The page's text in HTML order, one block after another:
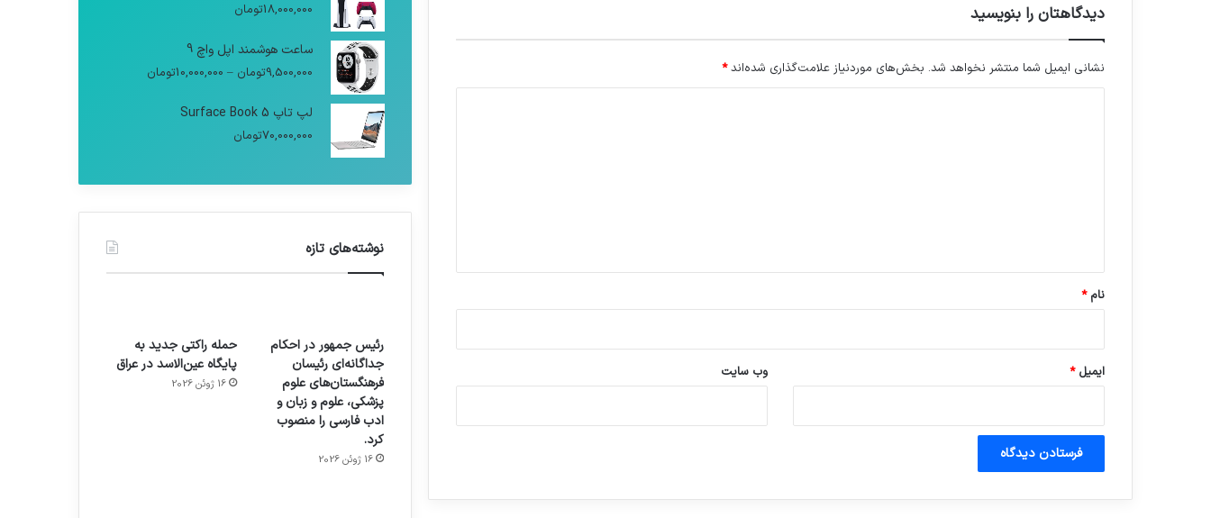
دیدگاهتان را بنویسید
نشانی ایمیل شما منتشر نخواهد شد. بخش‌های موردنیاز علامت‌گذاری شده‌اند*
نام*
ایمیل* وب‌ سایت
18,000,000تومان
ساعت هوشمند اپل واچ 9
9,500,000تومان –
10,000,000تومان
لپ تاپ Surface Book 5
70,000,000تومان
نوشته‌های تازه
رئیس جمهور در احکام
جداگانه‌ای رئیسان
فرهنگستان‌های علوم
پزشکی، علوم و زبان و
ادب فارسی را منصوب
کرد.
16 ژوئن 2026
حمله راکتی جدید به
پایگاه عین‌الاسد در عراق
16 ژوئن 2026